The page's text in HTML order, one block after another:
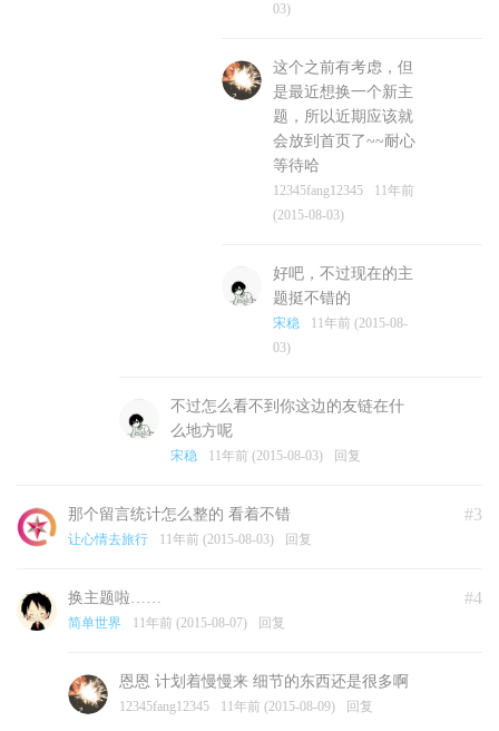
03)
这个之前有考虑，但
是最近想换一个新主
题，所以近期应该就
会放到首页了~~耐心
等待哈
12345fang12345
11年前
(2015-08-03)
好吧，不过现在的主
题挺不错的
宋稳
11年前 (2015-08-
03)
不过怎么看不到你这边的友链在什
么地方呢
宋稳 11年前 (2015-08-03) 回复
#3
那个留言统计怎么整的 看着不错
让心情去旅行 11年前 (2015-08-03) 回复
#4
换主题啦……
简单世界 11年前 (2015-08-07) 回复
恩恩 计划着慢慢来 细节的东西还是很多啊
12345fang12345 11年前 (2015-08-09) 回复